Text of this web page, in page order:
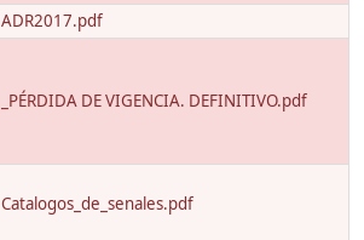
ADR2017.pdf
_PÉRDIDA DE VIGENCIA. DEFINITIVO.pdf
Catalogos_de_senales.pdf